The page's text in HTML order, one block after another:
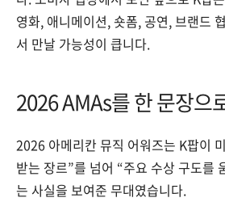
영화, 애니메이션, 숏폼, 공연, 브랜드
서 만날 가능성이 큽니다.
2026 AMAs를 한 문장으
2026 아메리칸 뮤직 어워즈는 K팝이
받는 장르”를 넘어 “주요 수상 구도를
는 사실을 보여준 무대였습니다.